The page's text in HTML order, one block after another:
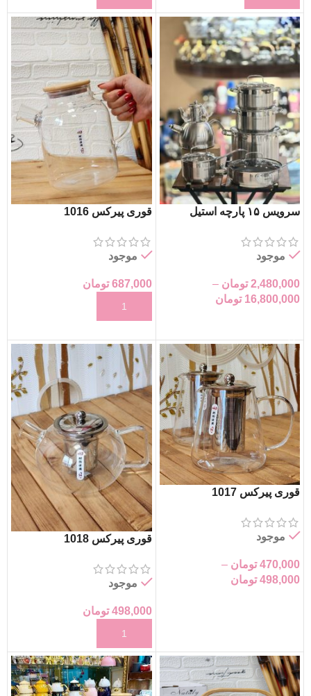
سرویس ۱۵ پارچه استیل
موجود
2,480,000 تومان –
16,800,000 تومان
قوری پیرکس 1016
موجود
687,000 تومان
افزودن به سبد خرید
قوری پیرکس 1017
موجود
470,000 تومان –
498,000 تومان
قوری پیرکس 1018
موجود
498,000 تومان
افزودن به سبد خرید